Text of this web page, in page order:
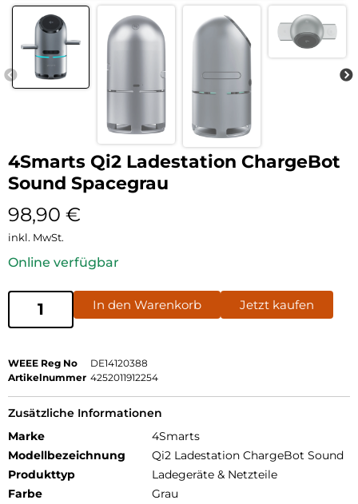
4Smarts Qi2 Ladestation ChargeBot
Sound Spacegrau
98,90 €
inkl. MwSt.
Online verfügbar
In den Warenkorb Jetzt kaufen
WEEE Reg No
DE14120388
Artikelnummer 4252011912254
Zusätzliche Informationen
Marke
4Smarts
Modellbezeichnung
Qi2 Ladestation ChargeBot Sound
Produkttyp
Ladegeräte & Netzteile
Farbe
Grau